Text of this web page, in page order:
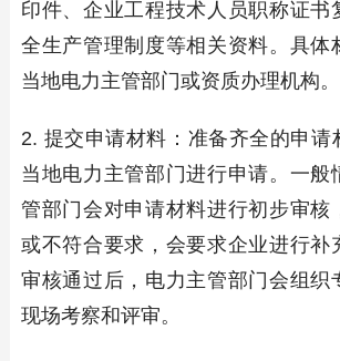
印件、企业工程技术人员职称证书
全生产管理制度等相关资料。具体
当地电力主管部门或资质办理机构。
2. 提交申请材料：准备齐全的申请
当地电力主管部门进行申请。一般
管部门会对申请材料进行初步审核
或不符合要求，会要求企业进行补
审核通过后，电力主管部门会组织
现场考察和评审。